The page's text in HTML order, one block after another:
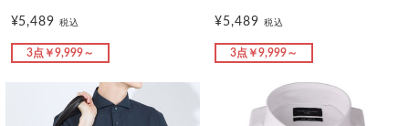
¥5,489税込
3点￥9,999～
¥5,489 税込
3点￥9,999～